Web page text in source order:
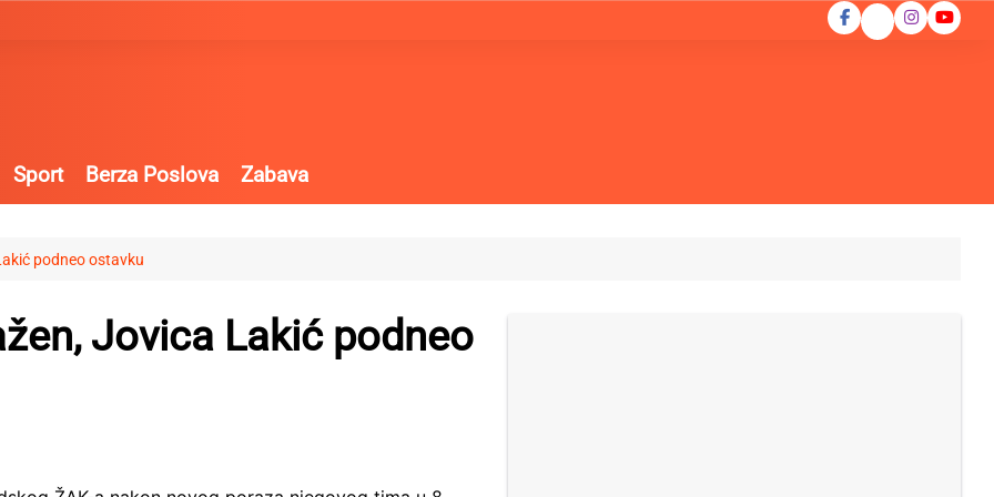
Sport Berza Poslova Zabava
podneo ostavku
Jovica Lakić podneo